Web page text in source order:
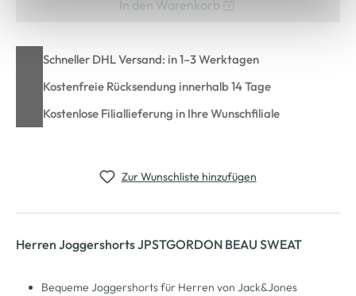
In den Warenkorb
Schneller DHL Versand: in 1–3 Werktagen
Kostenfreie Rücksendung innerhalb 14 Tage
Kostenlose Filiallieferung in Ihre Wunschfiliale
Zur Wunschliste hinzufügen
Herren Joggershorts JPSTGORDON BEAU SWEAT
Bequeme Joggershorts für Herren von Jack&Jones